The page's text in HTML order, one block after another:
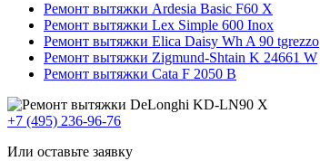
Ремонт вытяжки Ardesia Basic F60 X
Ремонт вытяжки Lex Simple 600 Inox
Ремонт вытяжки Elica Daisy Wh A 90 tgrezzo
Ремонт вытяжки Zigmund-Shtain K 24661 W
Ремонт вытяжки Cata F 2050 B
+7 (495) 236-96-76
Или оставьте заявку